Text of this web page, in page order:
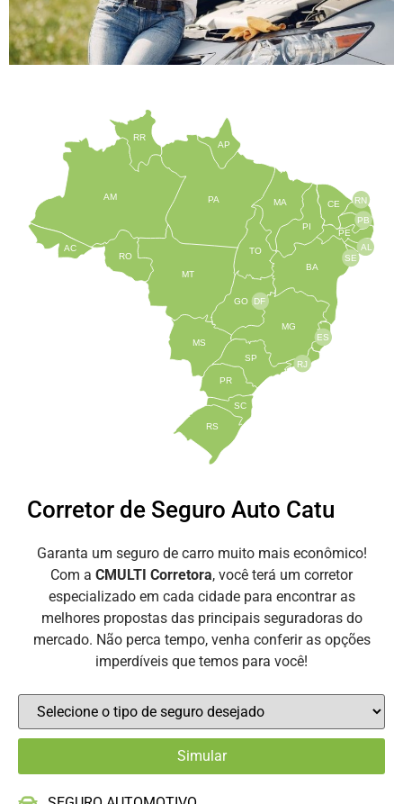
TO
BA
SE
PE
AL
RN
CE
PI
MA
AP
PA
RR
AM
AC
RO
MT
MS
GO
PR
SC
RS
SP
MG
RJ
ES
DF
PB
Corretor de Seguro Auto Catu
Garanta um seguro de carro muito mais econômico!
Com a CMULTI Corretora, você terá um corretor
especializado em cada cidade para encontrar as
melhores propostas das principais seguradoras do
mercado. Não perca tempo, venha conferir as opções
imperdíveis que temos para você!